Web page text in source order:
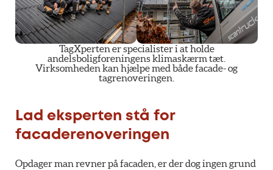
TagXperten er specialister i at holde
andelsboligforeningens klimaskærm tæt.
Virksomheden kan hjælpe med både facade- og
tagrenoveringen.
Lad eksperten stå for
facaderenoveringen
Opdager man revner på facaden, er der dog ingen grund